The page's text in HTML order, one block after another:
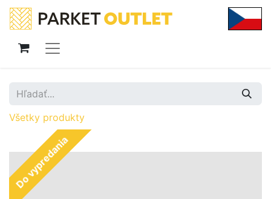
Všetky produkty
Do vypredania